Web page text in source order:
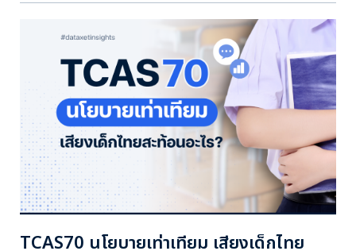
TCAS70 นโยบายเท่าเทียม เสียงเด็กไทย